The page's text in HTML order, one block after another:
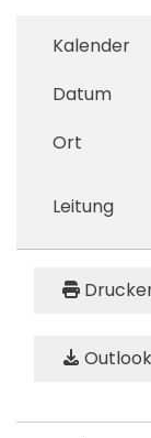
Kalender
Datum
Ort
Leitung